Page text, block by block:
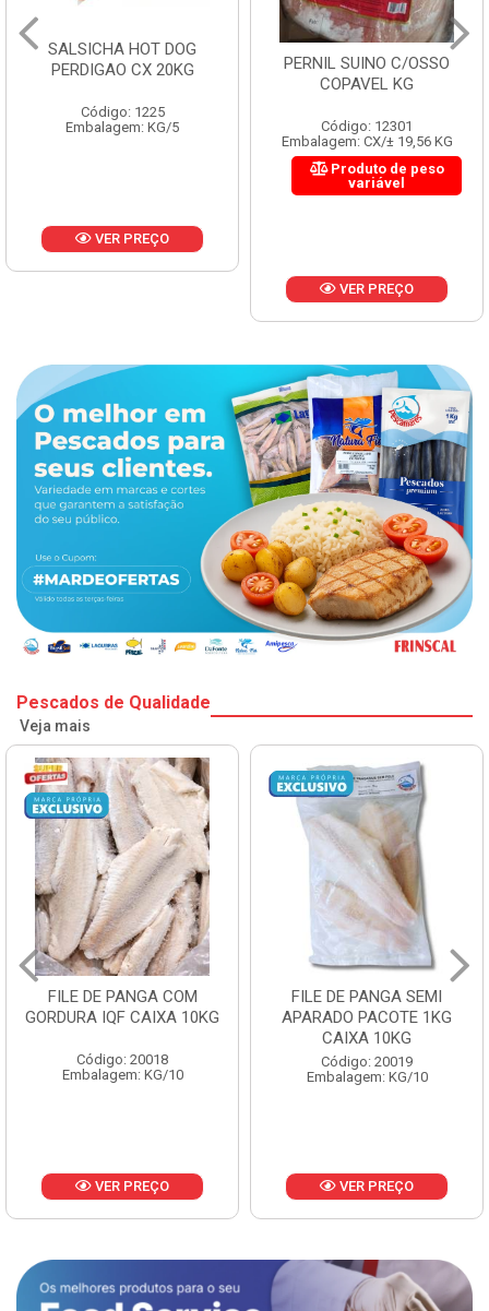
SALSICHA HOT DOG
PERDIGAO CX 20KG
Código: 1225
Embalagem: KG/5
VER PREÇO
PERNIL SUINO C/OSSO
COPAVEL KG
Código: 12301
Embalagem: CX/± 19,56 KG
Produto de peso
variável
VER PREÇO
Pescados de Qualidade
Veja mais
COM
CAIXA 10KG
KG/10
PREÇO
FILE DE PANGA SEMI
APARADO PACOTE 1KG
Embalagem: KG/10
VER PREÇO